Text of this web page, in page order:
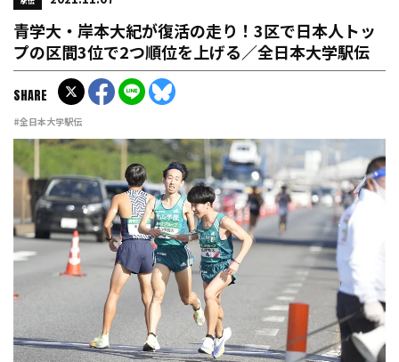
青学大・岸本大紀が復活の走り！3区で日本人トッ
プの区間3位で2つ順位を上げる／全日本大学駅伝
#全日本大学駅伝
SHARE